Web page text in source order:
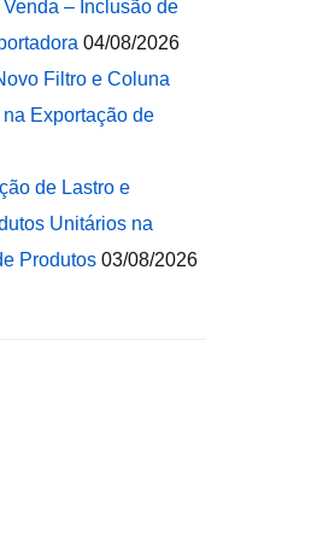
– Inclusão de
04/08/2026
Filtro e Coluna
Exportação de
de Lastro e
Unitários na
Produtos 03/08/2026